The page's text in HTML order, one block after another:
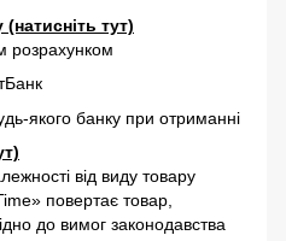
тут)
розрахунком
якого банку при отриманні
від виду товару
повертає товар,
до вимог законодавства